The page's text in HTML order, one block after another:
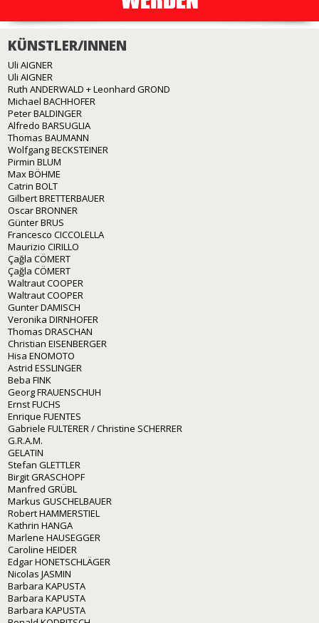
KÜNSTLER/INNEN
Uli AIGNER
Uli AIGNER
Ruth ANDERWALD + Leonhard GROND
Michael BACHHOFER
Peter BALDINGER
Alfredo BARSUGLIA
Thomas BAUMANN
Wolfgang BECKSTEINER
Pirmin BLUM
Max BÖHME
Catrin BOLT
Gilbert BRETTERBAUER
Oscar BRONNER
Günter BRUS
Francesco CICCOLELLA
Maurizio CIRILLO
Çağla CÖMERT
Çağla CÖMERT
Waltraut COOPER
Waltraut COOPER
Gunter DAMISCH
Veronika DIRNHOFER
Thomas DRASCHAN
Christian EISENBERGER
Hisa ENOMOTO
Astrid ESSLINGER
Beba FINK
Georg FRAUENSCHUH
Ernst FUCHS
Enrique FUENTES
Gabriele FULTERER / Christine SCHERRER
G.R.A.M.
GELATIN
Stefan GLETTLER
Birgit GRASCHOPF
Manfred GRÜBL
Markus GUSCHELBAUER
Robert HAMMERSTIEL
Kathrin HANGA
Marlene HAUSEGGER
Caroline HEIDER
Edgar HONETSCHLÄGER
Nicolas JASMIN
Barbara KAPUSTA
Barbara KAPUSTA
Barbara KAPUSTA